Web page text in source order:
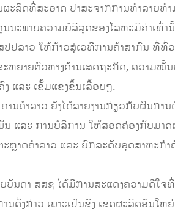
ລິດທີ່ສະອາດ ປາສະຈາກການທຳລາຍທ
ະພາບຄວາມບໍລິສຸດຂອງໂລຫະມີຄ່າເທົ່າ
ປລາວ ໃຫ້ກ້າວສູ່ເວທີການຄ້າສາກົນ ທີ່ທົ່
ຫຍາຍຕົວທາງດ້ານເສດຖະກິດ, ຄວາມໝັ້
ແລະ ເຂັ້ມແຂງຂຶ້ນເລື້ອຍໆ.
ຄໍາລາວ ຍັງໄດ້ລາຍງານກ່ຽວກັບຜົນການ
ແລະ ການບໍລິການ ໃຫ້ສອດຄ່ອງກັບມາດ
ຫຼາດຄໍາລາວ ແລະ ຍົກລະດັບອຸດສາຫະກໍາ
ນດາ ສສຊ ໄດ້ມີການສະແດງຄວາມດີໃຈທີ່
ງກ່າວ ເພາະເປັນຂົງ ເຂດຜະລິດອັນໃຫ